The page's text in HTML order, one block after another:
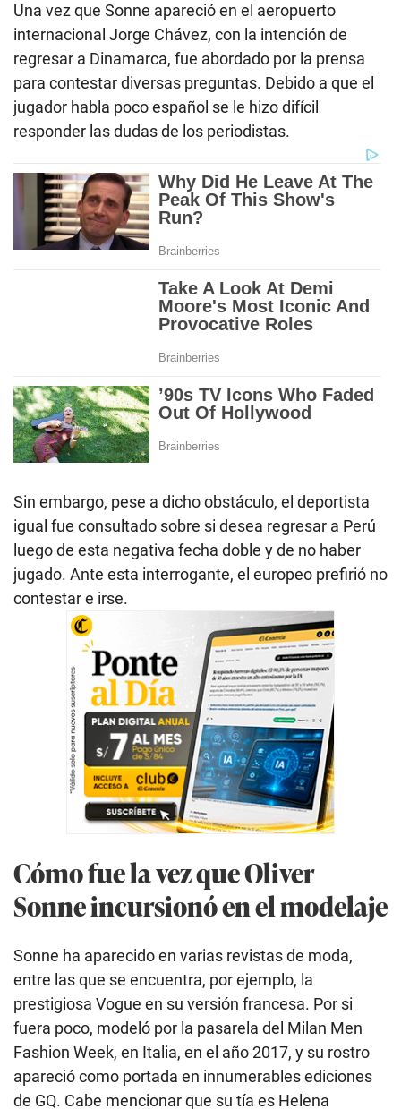
Una vez que Sonne apareció en el aeropuerto
internacional Jorge Chávez, con la intención de
regresar a Dinamarca, fue abordado por la prensa
para contestar diversas preguntas. Debido a que el
jugador habla poco español se le hizo difícil
responder las dudas de los periodistas.
Sin embargo, pese a dicho obstáculo, el deportista
igual fue consultado sobre si desea regresar a Perú
luego de esta negativa fecha doble y de no haber
jugado. Ante esta interrogante, el europeo prefirió no
contestar e irse.
Cómo fue la vez que Oliver
Sonne incursionó en el modelaje
Sonne ha aparecido en varias revistas de moda,
entre las que se encuentra, por ejemplo, la
prestigiosa Vogue en su versión francesa. Por si
fuera poco, modeló por la pasarela del Milan Men
Fashion Week, en Italia, en el año 2017, y su rostro
apareció como portada en innumerables ediciones
de GQ. Cabe mencionar que su tía es Helena